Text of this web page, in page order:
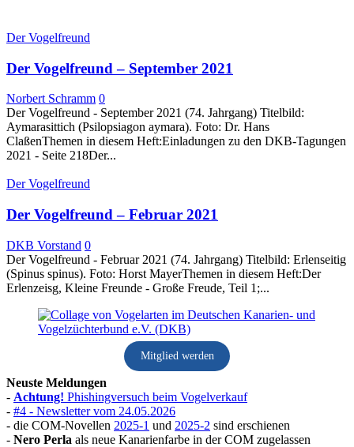
Der Vogelfreund
Der Vogelfreund – September 2021
Norbert Schramm 0
Der Vogelfreund - September 2021 (74. Jahrgang) Titelbild:
Aymarasittich (Psilopsiagon aymara). Foto: Dr. Hans
ClaßenThemen in diesem Heft:Einladungen zu den DKB-Tagungen
2021 - Seite 218Der...
Der Vogelfreund
Der Vogelfreund – Februar 2021
DKB Vorstand 0
Der Vogelfreund - Februar 2021 (74. Jahrgang) Titelbild: Erlenseitig
(Spinus spinus). Foto: Horst MayerThemen in diesem Heft:Der
Erlenzeisg, Kleine Freunde - Große Freude, Teil 1;...
Mitglied werden
Neuste Meldungen
- Achtung! Phishingversuch beim Vogelverkauf
- #4 - Newsletter vom 24.05.2026
- die COM-Novellen 2025-1 und 2025-2 sind erschienen
- Nero Perla als neue Kanarienfarbe in der COM zugelassen